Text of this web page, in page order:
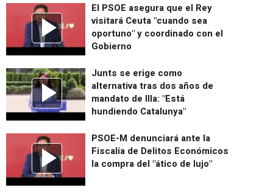
El PSOE asegura que el Rey
visitará Ceuta "cuando sea
oportuno" y coordinado con el
Gobierno
Junts se erige como
alternativa tras dos años de
mandato de Illa: "Está
hundiendo Catalunya"
PSOE-M denunciará ante la
Fiscalía de Delitos Económicos
la compra del "ático de lujo"